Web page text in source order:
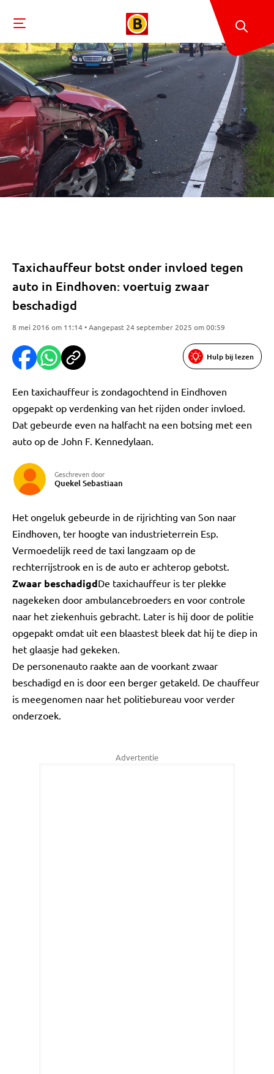
Taxichauffeur botst onder invloed tegen
auto in Eindhoven: voertuig zwaar
beschadigd
8 mei 2016 om 11:14 • Aangepast 24 september 2025 om 00:59
Hulp bij lezen
Een taxichauffeur is zondagochtend in Eindhoven
opgepakt op verdenking van het rijden onder invloed.
Dat gebeurde even na halfacht na een botsing met een
auto op de John F. Kennedylaan.
Geschreven door
Quekel Sebastiaan
Het ongeluk gebeurde in de rijrichting van Son naar
Eindhoven, ter hoogte van industrieterrein Esp.
Vermoedelijk reed de taxi langzaam op de
rechterrijstrook en is de auto er achterop gebotst.
Zwaar beschadigdDe taxichauffeur is ter plekke
nagekeken door ambulancebroeders en voor controle
naar het ziekenhuis gebracht. Later is hij door de politie
opgepakt omdat uit een blaastest bleek dat hij te diep in
het glaasje had gekeken.
De personenauto raakte aan de voorkant zwaar
beschadigd en is door een berger getakeld. De chauffeur
is meegenomen naar het politiebureau voor verder
onderzoek.
Advertentie